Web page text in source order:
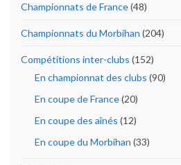
Championnats de France(48)
Championnats du Morbihan (204)
Compétitions inter-clubs (152)
En championnat des clubs (90)
En coupe de France(20)
En coupe des aînés (12)
En coupe du Morbihan (33)